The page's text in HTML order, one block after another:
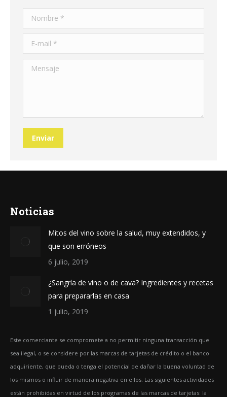
Nombre *
E-mail *
Mensaje
Enviar
Noticias
Mitos del vino sobre la salud, muy extendidos, y
que son erróneos
6 julio, 2019
¿Sangría de vino o de cava? Ingredientes y recetas
para prepararlas en casa
1 julio, 2019
Este comerciante se compromete a no permitir ninguna transacción que
sea ilegal, o se considere por las marcas de tarjetas de crédito o el banco
adquiriente, que pueda o tenga el potencial de dañar la buena voluntad de
los mismos o influir de manera negativa en ellos. Las siguientes actividades
están prohibidas en virtud de los programas de las marcas de tarjetas: la